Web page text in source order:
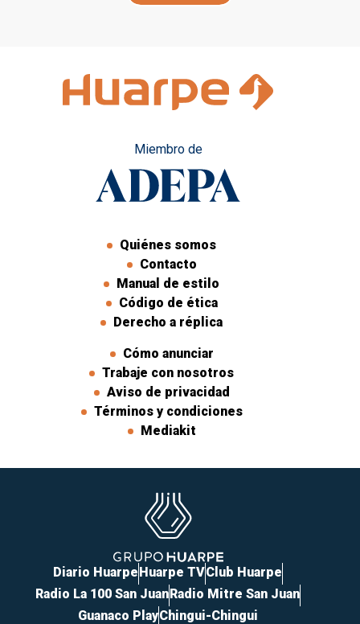
Miembro de
Quiénes somos
Contacto
Manual de estilo
Código de ética
Derecho a réplica
Cómo anunciar
Trabaje con nosotros
Aviso de privacidad
Términos y condiciones
Mediakit
Diario HuarpeHuarpe TVClub Huarpe
Radio La 100 San JuanRadio Mitre San Juan
Guanaco PlayChingui-Chingui